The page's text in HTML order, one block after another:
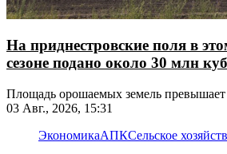
На приднестровские поля в
сезоне подано около 30 млн
Площадь орошаемых земель превышает
03 Авг., 2026, 15:31
ЭкономикаАПКСельское